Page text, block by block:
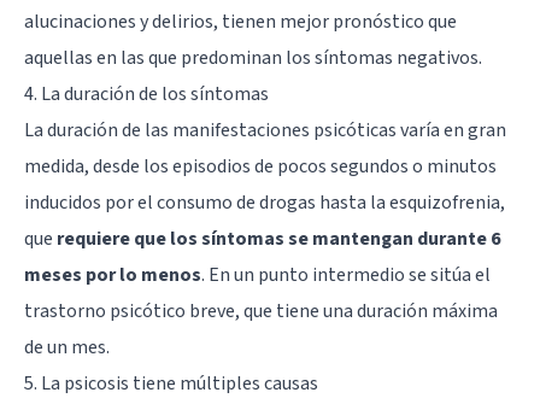
alucinaciones y delirios, tienen mejor pronóstico que
aquellas en las que predominan los síntomas negativos.
4. La duración de los síntomas
La duración de las manifestaciones psicóticas varía en gran
medida, desde los episodios de pocos segundos o minutos
inducidos por el consumo de drogas hasta la esquizofrenia,
que requiere que los síntomas se mantengan durante 6
meses por lo menos. En un punto intermedio se sitúa el
trastorno psicótico breve, que tiene una duración máxima
de un mes.
5. La psicosis tiene múltiples causas